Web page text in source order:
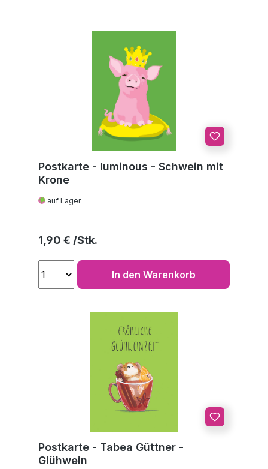
Postkarte - luminous - Schwein mit
Krone
auf Lager
Regulärer Preis:
1,90 €
In den Warenkorb
Postkarte - Tabea Güttner -
Glühwein